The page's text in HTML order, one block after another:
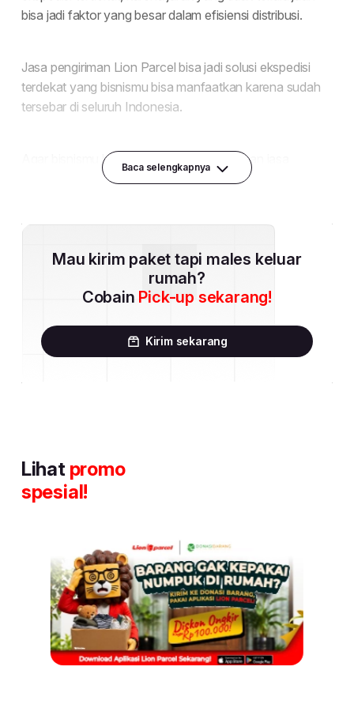
Baca selengkapnya
Mau kirim paket tapi males keluar
rumah?
Cobain Pick-up sekarang!
Kirim sekarang
Lihat promo
spesial!